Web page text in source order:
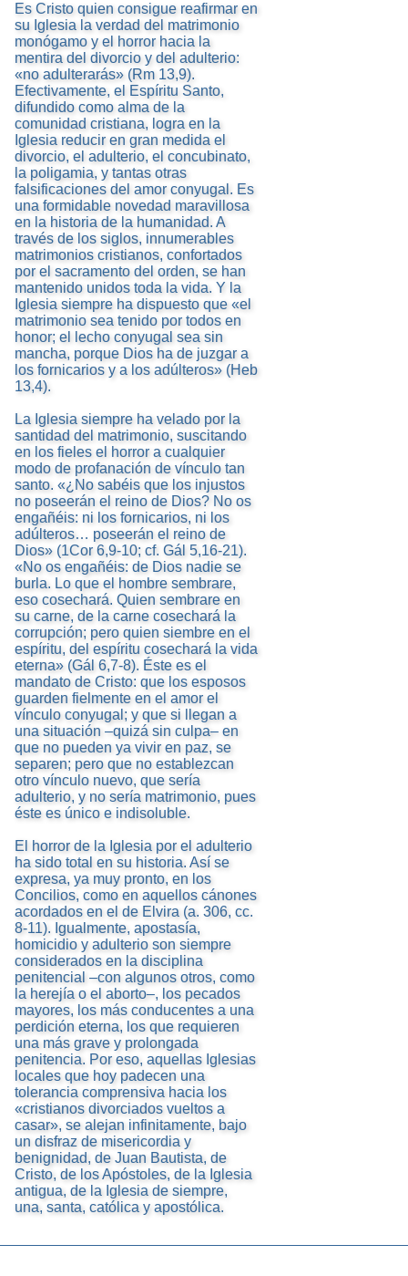
Es Cristo quien consigue reafirmar en
su Iglesia la verdad del matrimonio
monógamo y el horror hacia la
mentira del divorcio y del adulterio:
«no adulterarás» (Rm 13,9).
Efectivamente, el Espíritu Santo,
difundido como alma de la
comunidad cristiana, logra en la
Iglesia reducir en gran medida el
divorcio, el adulterio, el concubinato,
la poligamia, y tantas otras
falsificaciones del amor conyugal. Es
una formidable novedad maravillosa
en la historia de la humanidad. A
través de los siglos, innumerables
matrimonios cristianos, confortados
por el sacramento del orden, se han
mantenido unidos toda la vida. Y la
Iglesia siempre ha dispuesto que «el
matrimonio sea tenido por todos en
honor; el lecho conyugal sea sin
mancha, porque Dios ha de juzgar a
los fornicarios y a los adúlteros» (Heb
13,4).
La Iglesia siempre ha velado por la
santidad del matrimonio, suscitando
en los fieles el horror a cualquier
modo de profanación de vínculo tan
santo. «¿No sabéis que los injustos
no poseerán el reino de Dios? No os
engañéis: ni los fornicarios, ni los
adúlteros… poseerán el reino de
Dios» (1Cor 6,9-10; cf. Gál 5,16-21).
«No os engañéis: de Dios nadie se
burla. Lo que el hombre sembrare,
eso cosechará. Quien sembrare en
su carne, de la carne cosechará la
corrupción; pero quien siembre en el
espíritu, del espíritu cosechará la vida
eterna» (Gál 6,7-8). Éste es el
mandato de Cristo: que los esposos
guarden fielmente en el amor el
vínculo conyugal; y que si llegan a
una situación –quizá sin culpa– en
que no pueden ya vivir en paz, se
separen; pero que no establezcan
otro vínculo nuevo, que sería
adulterio, y no sería matrimonio, pues
éste es único e indisoluble.
El horror de la Iglesia por el adulterio
ha sido total en su historia. Así se
expresa, ya muy pronto, en los
Concilios, como en aquellos cánones
acordados en el de Elvira (a. 306, cc.
8-11). Igualmente, apostasía,
homicidio y adulterio son siempre
considerados en la disciplina
penitencial –con algunos otros, como
la herejía o el aborto–, los pecados
mayores, los más conducentes a una
perdición eterna, los que requieren
una más grave y prolongada
penitencia. Por eso, aquellas Iglesias
locales que hoy padecen una
tolerancia comprensiva hacia los
«cristianos divorciados vueltos a
casar», se alejan infinitamente, bajo
un disfraz de misericordia y
benignidad, de Juan Bautista, de
Cristo, de los Apóstoles, de la Iglesia
antigua, de la Iglesia de siempre,
una, santa, católica y apostólica.